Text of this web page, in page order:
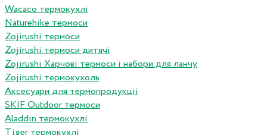
Wacaco термокухлі
Naturehike термоси
Zojirushi термоси
Zojirushi термоси дитячі
Zojirushi Харчові термоси і набори для ланчу
Zojirushi термокухоль
Аксесуари для термопродукціі
SKIF Outdoor термоси
Aladdin термокухлі